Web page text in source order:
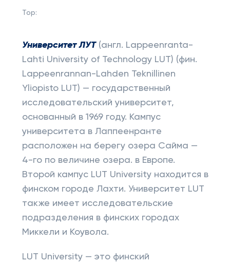
Top:
Университет ЛУТ(англ. Lappeenranta-
Lahti University of Technology LUT) (фин.
Lappeenrannan-Lahden Teknillinen
Yliopisto LUT) — государственный
исследовательский университет,
основанный в 1969 году. Кампус
университета в Лаппеенранте
расположен на берегу озера Сайма —
4-го по величине озера. в Европе.
Второй кампус LUT University находится в
финском городе Лахти. Университет LUT
также имеет исследовательские
подразделения в финских городах
Миккели и Коувола.
LUT University — это финский